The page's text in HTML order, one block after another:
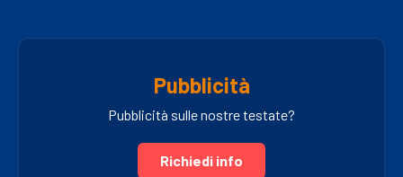
Pubblicità
Pubblicità sulle nostre testate?
Richiedi info